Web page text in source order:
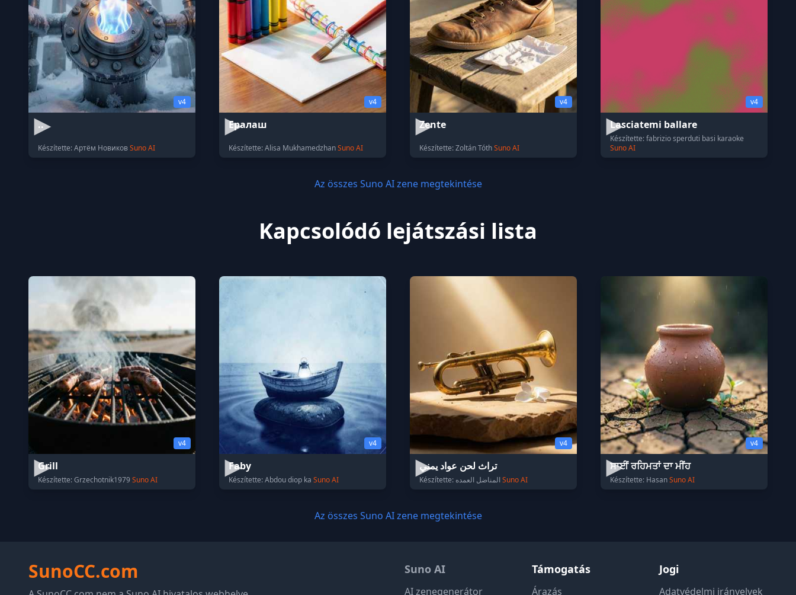
v4
..
Készítette: Артём НовиковSuno AI
v4
Ералаш
Készítette: Alisa MukhamedzhanSuno AI
v4
Zente
Készítette: Zoltán TóthSuno AI
v4
Lasciatemi ballare
Készítette: fabrizio sperduti basi karaoke
Suno AI
Az összes Suno AI zene megtekintése
Kapcsolódó lejátszási lista
v4
Grill
Készítette: Grzechotnik1979Suno AI
v4
Faby
Készítette: Abdou diop ka Suno AI
v4
تراث لحن عواد يمني
Suno AI
v4
ਸਾਈਂ ਰਹਿਮਤਾਂ ਦਾ ਮੀਂਹ
Készítette: HasanSuno AI
Az összes Suno AI zene megtekintése
SunoCC.com Suno AI
AI zenegenerátor
Támogatás
Árazás
Jogi
Adatvédelmi irányelvek